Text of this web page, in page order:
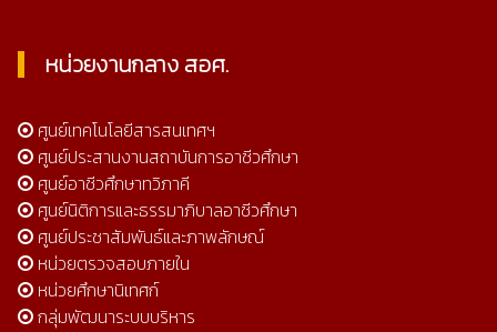
หน่วยงานกลาง สอศ.
ศูนย์เทคโนโลยีสารสนเทศฯ
ศูนย์ประสานงานสถาบันการอาชีวศึกษา
ศูนย์อาชีวศึกษาทวิภาคี
ศูนย์นิติการและธรรมาภิบาลอาชีวศึกษา
ศูนย์ประชาสัมพันธ์และภาพลักษณ์
หน่วยตรวจสอบภายใน
หน่วยศึกษานิเทศก์
กลุ่มพัฒนาระบบบริหาร